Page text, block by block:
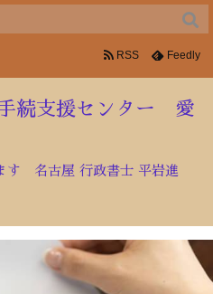
続支援センター 愛
す 名古屋 行政書士 平岩進
RSS Feedly